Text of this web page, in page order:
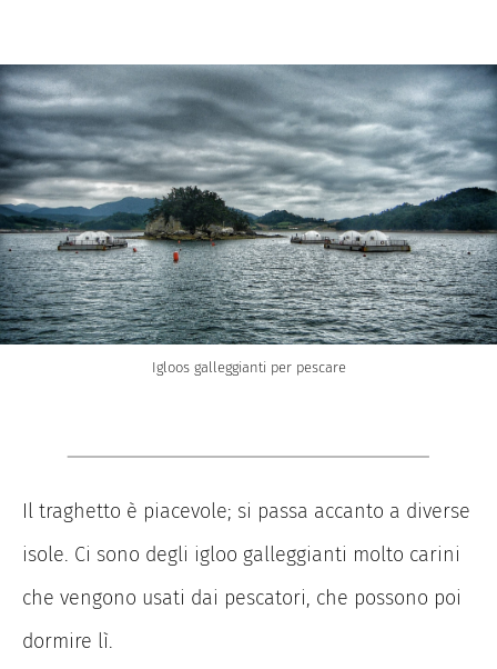
Igloos galleggianti per pescare
Il traghetto è piacevole; si passa accanto a diverse
isole. Ci sono degli igloo galleggianti molto carini
che vengono usati dai pescatori, che possono poi
dormire lì.